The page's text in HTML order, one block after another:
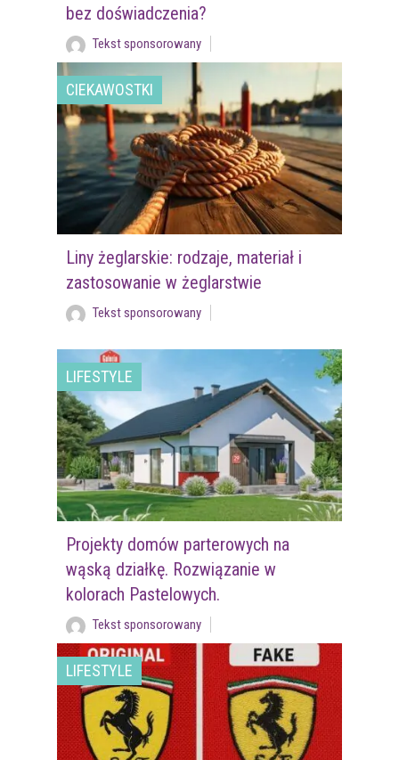
bez doświadczenia?
Tekst sponsorowany
CIEKAWOSTKI
Liny żeglarskie: rodzaje, materiał i
zastosowanie w żeglarstwie
Tekst sponsorowany
LIFESTYLE
Projekty domów parterowych na
wąską działkę. Rozwiązanie w
kolorach Pastelowych.
Tekst sponsorowany
LIFESTYLE